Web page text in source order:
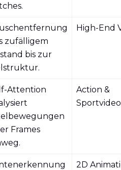
zufälligem
bis zur
High-End
Attention
Frames
Action &
2D